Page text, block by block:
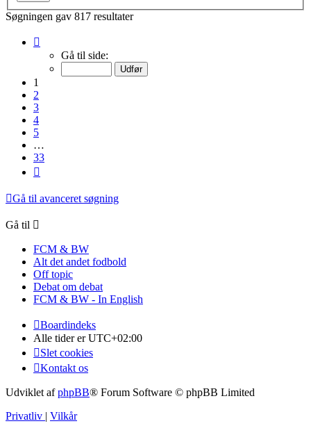
Søgningen gav 817 resultater
Gå til side:
1
2
3
4
5
…
33
Gå til avanceret søgning
Gå til
FCM & BW
Alt det andet fodbold
Off topic
Debat om debat
FCM & BW - In English
Boardindeks
Alle tider erUTC+02:00
Slet cookies
Kontakt os
Udviklet afphpBB® Forum Software © phpBB Limited
Privatliv
Vilkår